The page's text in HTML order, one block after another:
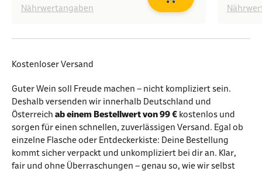
Nährwertangaben
Kostenloser Versand
Guter Wein soll Freude machen – nicht kompliziert sein.
Deshalb versenden wir innerhalb Deutschland und
Österreich ab einem Bestellwert von 99 € kostenlos und
sorgen für einen schnellen, zuverlässigen Versand. Egal ob
einzelne Flasche oder Entdeckerkiste: Deine Bestellung
kommt sicher verpackt und unkompliziert bei dir an. Klar,
fair und ohne Überraschungen – genau so, wie wir selbst